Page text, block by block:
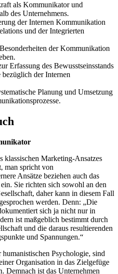
als Kommunikator und
des Unternehmens.
der Internen Kommunikation
und der Integrierten
der Kommunikation
Erfassung des Bewusstseinsstands
der Internen
Planung und Umsetzung
Marketing-Ansatzes
man spricht von
Ansätze beziehen auch das
Sie richten sich sowohl an den
daher kann in diesem Fall
werden. Denn: „Die
sich ja nicht nur in
ist maßgeblich bestimmt durch
und die daraus resultierenden
und Spannungen.“
humanistischen Psychologie, sind
Organisation in das Zielgefüge
Demnach ist das Unternehmen